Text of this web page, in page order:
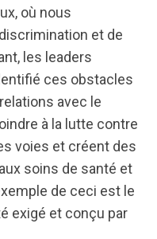
où nous
et de
les leaders
ces obstacles
avec le
à la lutte contre
voies et créent des
soins de santé et
de ceci est le
exigé et conçu par